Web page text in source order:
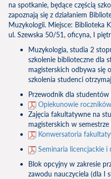
na spotkanie, będące częścią
zapoznają się z działaniem
Muzykologii. Miejsce: Biblioteka
ul. Szewska 50/51, oficyna, I
Muzykologia, studia 2
szkolenie biblioteczne dla
magisterskich odbywa się
szkolenia studenci
Przewodnik dla
Opiekunowie
Zajęcia fakultatywne na
magisterskich w
Konwersatoria
Seminaria licencjackie i
Blok opcyjny w zakresie
zawodu nauczyciela (dla I